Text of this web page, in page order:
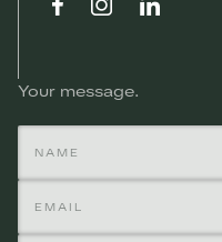
Your message